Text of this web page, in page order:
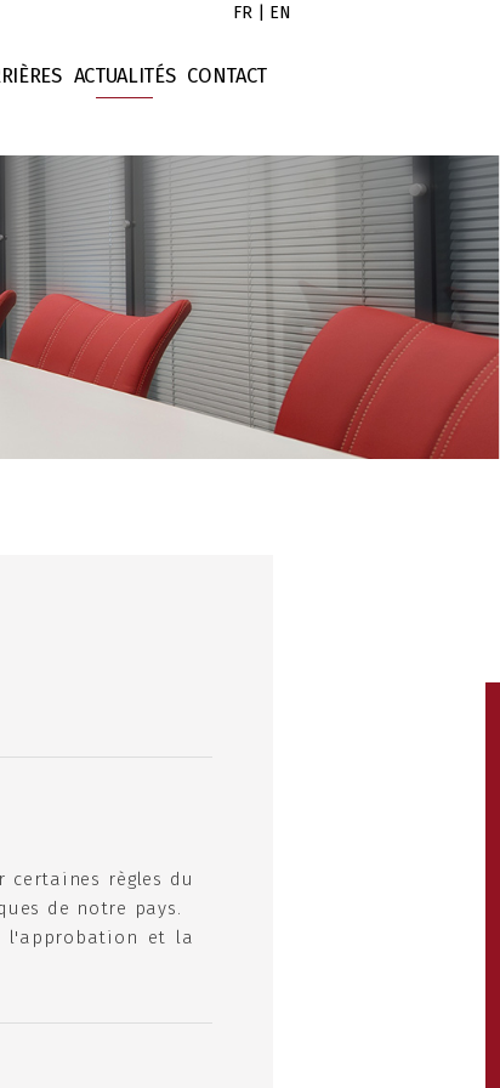
FR EN
ACTUALITÉS
Droit des sociétés
Droit fiscal
Evénement
Numérique
Opérations - Finance
Opérations - Immobilier
Opérations - International
Opérations - Levée de fond
Opérations - M&A
CONTACT
certaines règles du
de notre pays.
l'approbation et la